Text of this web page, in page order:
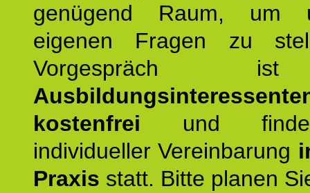
genügend Raum, um
eigenen Fragen zu
kostenfrei und
individueller Vereinbarung
Praxis statt. Bitte planen